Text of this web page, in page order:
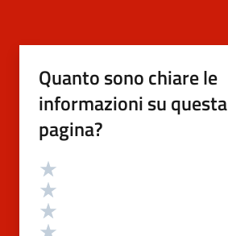
Quanto sono chiare le
informazioni su questa
pagina?
Valutazione